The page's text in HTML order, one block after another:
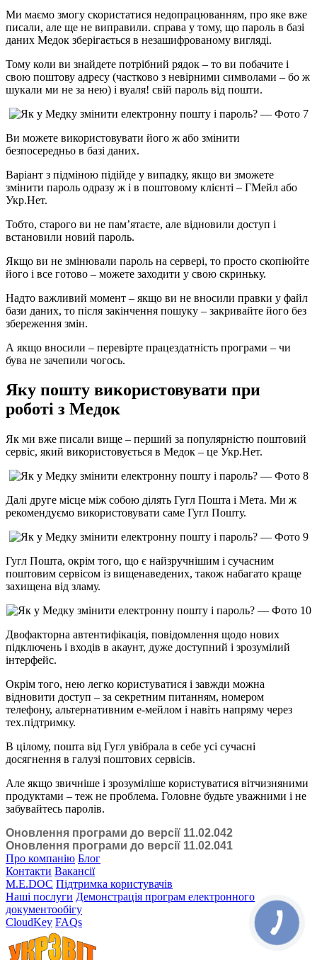
Ми маємо змогу скористатися недопрацюванням, про яке вже
писали, але ще не виправили. справа у тому, що пароль в базі
даних Медок зберігається в незашифрованому вигляді.
Тому коли ви знайдете потрібний рядок – то ви побачите і
свою поштову адресу (частково з невірними символами – бо ж
шукали ми не за нею) і вуаля! свій пароль від пошти.
Ви можете використовувати його ж або змінити
безпосередньо в базі даних.
Варіант з підміною підійде у випадку, якщо ви зможете
змінити пароль одразу ж і в поштовому клієнті – ГМейл або
Укр.Нет.
Тобто, старого ви не пам’ятаєте, але відновили доступ і
встановили новий пароль.
Якщо ви не змінювали пароль на сервері, то просто скопіюйте
його і все готово – можете заходити у свою скриньку.
Надто важливий момент – якщо ви не вносили правки у файл
бази даних, то після закінчення пошуку – закривайте його без
збереження змін.
А якщо вносили – перевірте працездатність програми – чи
бува не зачепили чогось.
Яку пошту використовувати при
роботі з Медок
Як ми вже писали вище – перший за популярністю поштовий
сервіс, який використовується в Медок – це Укр.Нет.
Далі друге місце між собою ділять Гугл Пошта і Мета. Ми ж
рекомендуємо використовувати саме Гугл Пошту.
Гугл Пошта, окрім того, що є найзручнішим і сучасним
поштовим сервісом із вищенаведених, також набагато краще
захищена від зламу.
Двофакторна автентифікація, повідомлення щодо нових
підключень і входів в акаунт, дуже доступний і зрозумілий
інтерфейс.
Окрім того, нею легко користуватися і завжди можна
відновити доступ – за секретним питанням, номером
телефону, альтернативним е-мейлом і навіть напряму через
тех.підтримку.
В цілому, пошта від Гугл увібрала в себе усі сучасні
досягнення в галузі поштових сервісів.
Але якщо звичніше і зрозуміліше користуватися вітчизняними
продуктами – теж не проблема. Головне будьте уважними і не
забувайтесь паролів.
Оновлення програми до версії 11.02.042
Оновлення програми до версії 11.02.041
Про компанію Блог
Контакти Вакансії
M.E.DOC Підтримка користувачів
Наші послуги Демонстрація програм електронного
документообігу
CloudKey FAQs